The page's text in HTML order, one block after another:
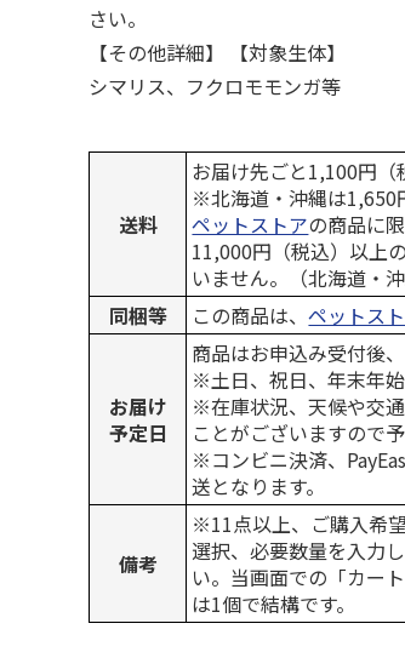
さい。
【その他詳細】 【対象生体】
シマリス、フクロモモンガ等
送料
お届け先ごと1,100円（
※北海道・沖縄は1,650
ペットストアの商品に
11,000円（税込）以上
いません。（北海道・沖
同梱等
この商品は、ペットス
お届け
予定日
商品はお申込み受付後
※土日、祝日、年末年始
※在庫状況、天候や交
ことがございますので
※コンビニ決済、
送となります。
備考
※11点以上、ご購入希
選択、必要数量を入力
い。当画面での「カー
は1個で結構です。